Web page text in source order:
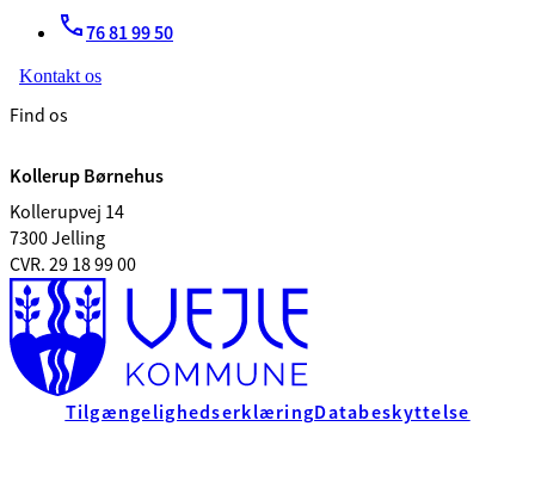
76 81 99 50
Kontakt os
Find os
Kollerup Børnehus
Kollerupvej 14
7300 Jelling
CVR. 29 18 99 00
TilgængelighedserklæringDatabeskyttelse